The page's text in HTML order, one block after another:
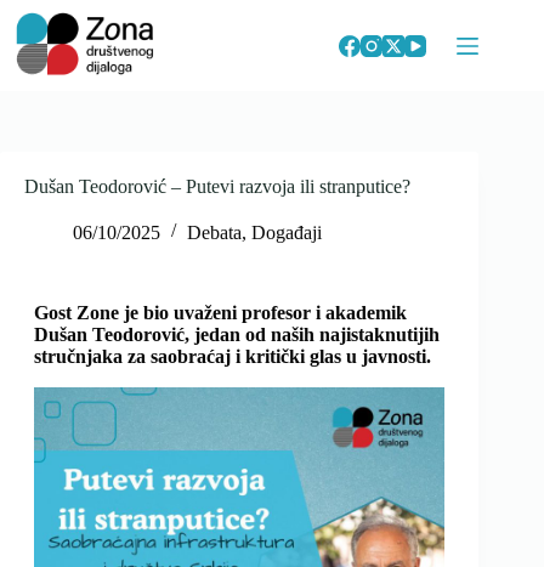
Skip
content
Dušan Teodorović – Putevi razvoja ili stranputice?
06/10/2025 Debata, Događaji
Gost Zone je bio uvaženi profesor i akademik
Dušan Teodorović, jedan od naših najistaknutijih
stručnjaka za saobraćaj i kritički glas u javnosti.